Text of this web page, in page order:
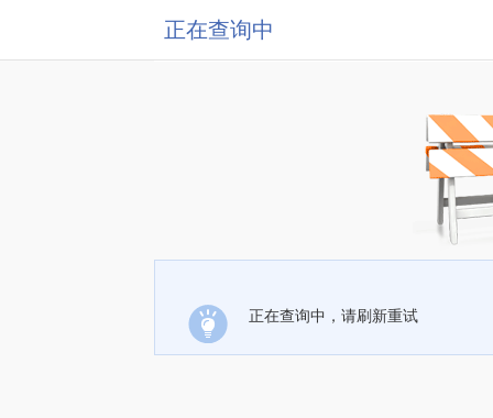
正在查询中
正在查询中，请刷新重试